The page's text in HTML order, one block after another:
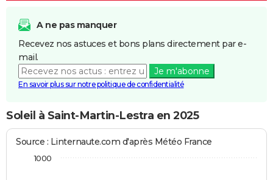
A ne pas manquer
Recevez nos astuces et bons plans directement par e-
mail.
Je m'abonne
En savoir plus sur notre politique de confidentialité
Soleil à Saint-Martin-Lestra en 2025
Source : Linternaute.com d'après Météo France
1000